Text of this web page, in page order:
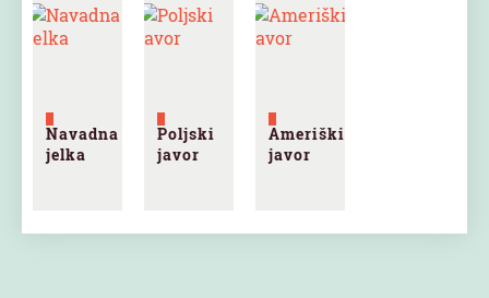
Navadna
jelka
Poljski
javor
Ameriški
javor